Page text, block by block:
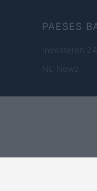
PAESES
Investeren 24
NL Newz